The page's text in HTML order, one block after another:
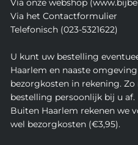
Via het Contactformulier
Telefonisch (023-5321622)
U kunt uw bestelling
Haarlem en naaste
bezorgkosten in rekening.
bestelling persoonlijk bij u af.
Buiten Haarlem rekenen we
wel bezorgkosten (€3,95).